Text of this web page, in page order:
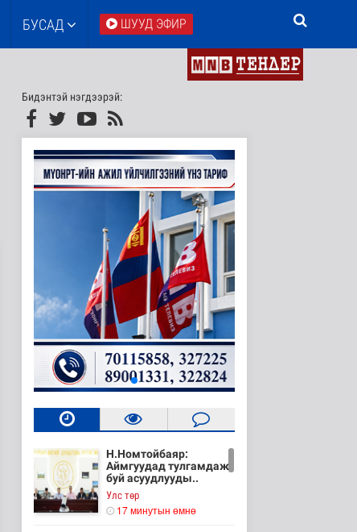
БУСАД ШУУД ЭФИР
Бидэнтэй нэгдээрэй:
Н.Номтойбаяр:
Аймгуудад тулгамдаж
буй асуудлууды..
Улс төр
17 минутын өмнө